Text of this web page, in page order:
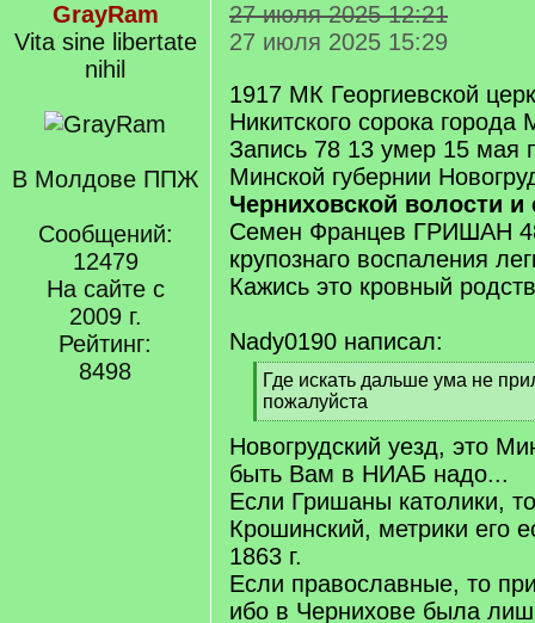
GrayRam
Vita sine libertate
nihil
В Молдове ППЖ
Сообщений:
12479
На сайте с
2009 г.
Рейтинг:
8498
27 июля 2025 12:21
27 июля 2025 15:29
1917 МК Георгиевской
Никитского сорока города
Запись 78 13 умер 15 мая
Минской губернии
Черниховской волости и
Семен Францев ГРИШАН
крупознаго воспаления
Кажись это кровный
Nady0190 написал:
[
q
]
Где искать дальше ума не
пожалуйста
[
/
q
]
Новогрудский уезд, это
быть Вам в НИАБ надо...
Если Гришаны католики,
Крошинский, метрики его
1863 г.
Если православные, то
ибо в Чернихове была